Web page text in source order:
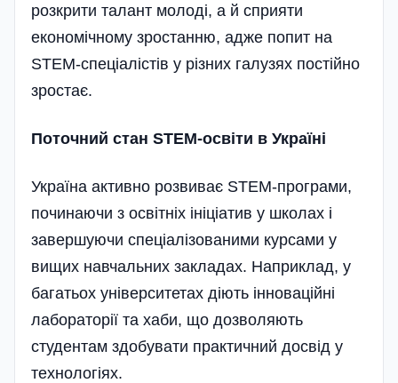
розкрити талант молоді, а й сприяти
економічному зростанню, адже попит на
STEM-спеціалістів у різних галузях постійно
зростає.
Поточний стан STEM-освіти в Україні
Україна активно розвиває STEM-програми,
починаючи з освітніх ініціатив у школах і
завершуючи спеціалізованими курсами у
вищих навчальних закладах. Наприклад, у
багатьох університетах діють інноваційні
лабораторії та хаби, що дозволяють
студентам здобувати практичний досвід у
технологіях.